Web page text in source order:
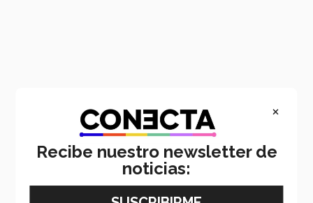
×
Recibe nuestro newsletter de
noticias: